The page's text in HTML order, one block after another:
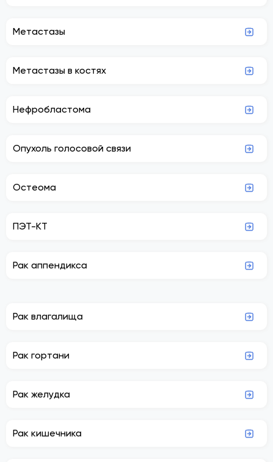
Метастазы
Метастазы в костях
Нефробластома
Опухоль голосовой связи
Остеома
ПЭТ-КТ
Рак аппендикса
Рак влагалища
Рак гортани
Рак желудка
Рак кишечника